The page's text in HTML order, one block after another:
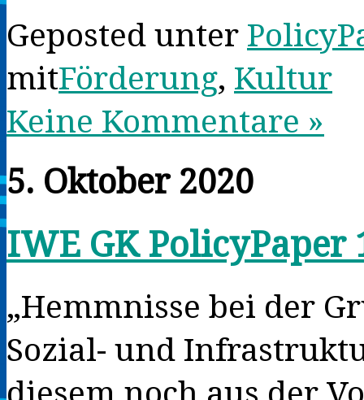
Geposted unter
mitFörderung, Kultur
Keine Kommentare »
5. Oktober 2020
IWE GK PolicyPaper
„Hemmnisse bei der
Sozial- und
diesem noch aus der